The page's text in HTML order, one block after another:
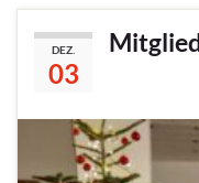
DEZ.
03